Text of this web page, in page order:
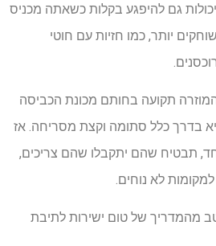
יכולות גם להיפגע בקלות כשאתה מכניס
יותר, כמו חזיות עם חוטי
תקועה בחותם מכונת הכביסה
בדרך כלל סתומה וקצת מסריחה. אז
תבטיח שהם יתקבלו שהם צריכים,
לא נוחים.
מהמדריך של טום ישירות לתיבת